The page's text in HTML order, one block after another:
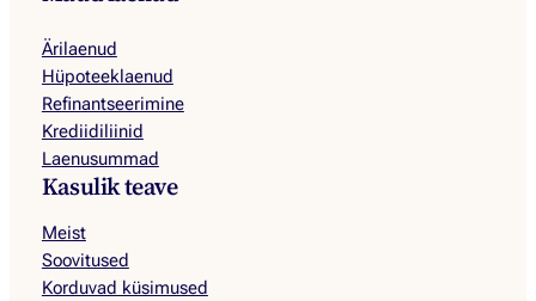
Ärilaenud
Hüpoteeklaenud
Refinantseerimine
Krediidiliinid
Laenusummad
Kasulik teave
Meist
Soovitused
Korduvad küsimused